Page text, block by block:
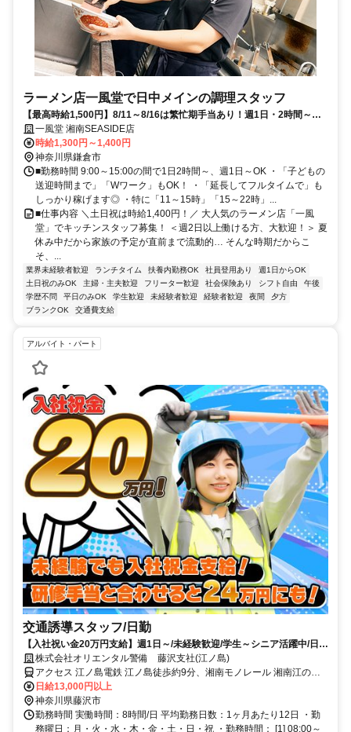
ラーメン店一風堂で日中メインの調理スタッフ
【最高時給1,500円】8/11～8/16は繁忙期手当あり！週1日・2時間～／
家庭優先でシフト調整◎
一風堂 湘南SEASIDE店
時給1,300円～1,400円
神奈川県鎌倉市
■勤務時間 9:00～15:00の間で1日2時間～、週1日～OK ・「子どもの
送迎時間まで」「Wワーク」もOK！ ・「延長してフルタイムで」も
しっかり稼げます◎ ・特に「11～15時」「15～22時」...
■仕事内容 ＼土日祝は時給1,400円！／ 大人気のラーメン店「一風
堂」でキッチンスタッフ募集！ ＜週2日以上働ける方、大歓迎！＞ 夏
休み中だから家族の予定が直前まで流動的… そんな時期だからこ
そ、...
業界未経験者歓迎 ランチタイム 扶養内勤務OK 社員登用あり
週1日からOK
土日祝のみOK
主婦・主夫歓迎 フリーター歓迎 社会保険あり シフト自由
午後
学歴不問
平日のみOK 学生歓迎 未経験者歓迎 経験者歓迎 夜間
夕方
ブランクOK
交通費支給
アルバイト・パート
交通誘導スタッフ/日勤
【入社祝い金20万円支給】週1日～/未経験歓迎/学生～シニア活躍中/日払
い・週払いOK/履歴書不要！
株式会社オリエンタル警備 藤沢支社(江ノ島)
アクセス 江ノ島電鉄 江ノ島徒歩約9分、湘南モノレール 湘南江の島
出入口徒歩約11分、江ノ島電鉄 腰越徒歩約14分 (面接地/藤沢支社)神
奈川県藤沢市藤沢９８７－５ ヌマカミビル３Ｆ
日給13,000円以上
神奈川県藤沢市
勤務時間 実働時間：8時間/日 平均勤務日数：1ヶ月あたり12日 ・勤
務曜日：月・火・水・木・金・土・日・祝 ・勤務時間： [1] 08:00～